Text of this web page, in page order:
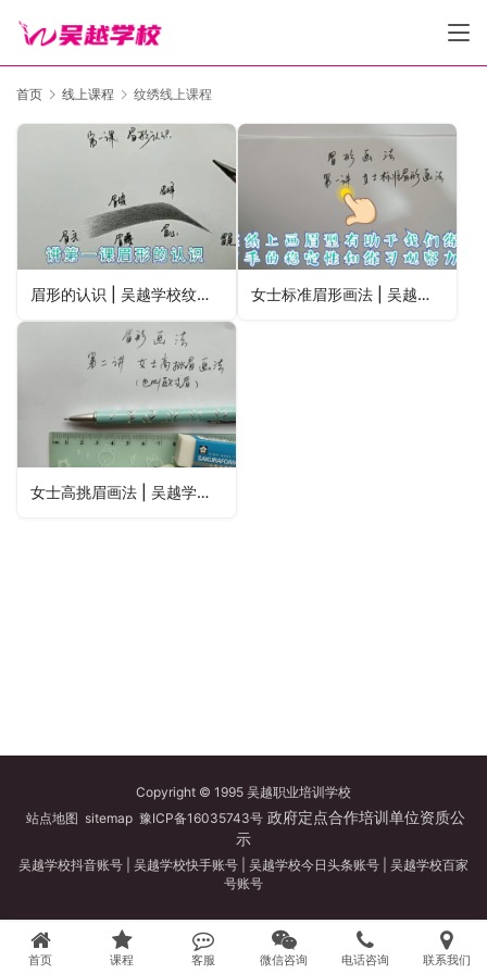
首页 线上课程 纹绣线上课程
眉形的认识 | 吴越学校纹绣线上课程 女士标准眉形画法 | 吴越学校纹绣线上课程
女士高挑眉画法 | 吴越学校纹绣线上课程
Copyright © 1995 吴越职业培训学校
站点地图 sitemap 豫ICP备16035743号政府定点合作培训单位资质公
示
吴越学校抖音账号 吴越学校快手账号 吴越学校今日头条账号
吴越学校百家
号账号
首页 课程 客服 微信咨询 电话咨询 联系我们